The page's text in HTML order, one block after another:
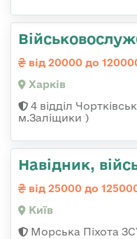
від 20000 до
Харків
4 відділ
м.Заліщики )
Навідник,
від 25000 до
Київ
Морська Піхота